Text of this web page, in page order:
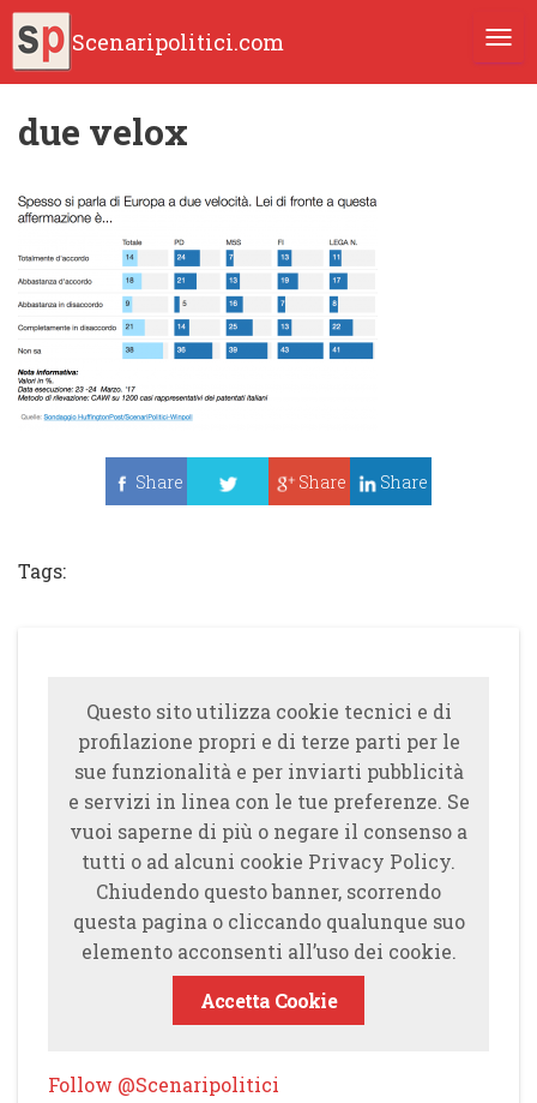
Scenaripolitici.com
due velox
Share
Share Share
Tags:
Questo sito utilizza cookie tecnici e di
profilazione propri e di terze parti per le
sue funzionalità e per inviarti pubblicità
e servizi in linea con le tue preferenze. Se
vuoi saperne di più o negare il consenso a
tutti o ad alcuni cookie Privacy Policy.
Chiudendo questo banner, scorrendo
questa pagina o cliccando qualunque suo
elemento acconsenti all’uso dei cookie.
Accetta Cookie
Follow @Scenaripolitici